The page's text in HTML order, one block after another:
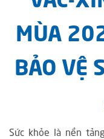
MÙA
BẢO VỆ
Sức khỏe là nền